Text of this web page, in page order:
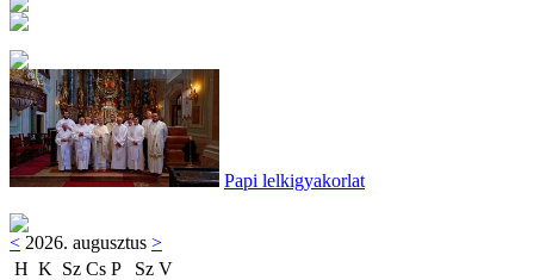
Papi lelkigyakorlat
< 2026. augusztus >
H K Sz Cs P Sz V